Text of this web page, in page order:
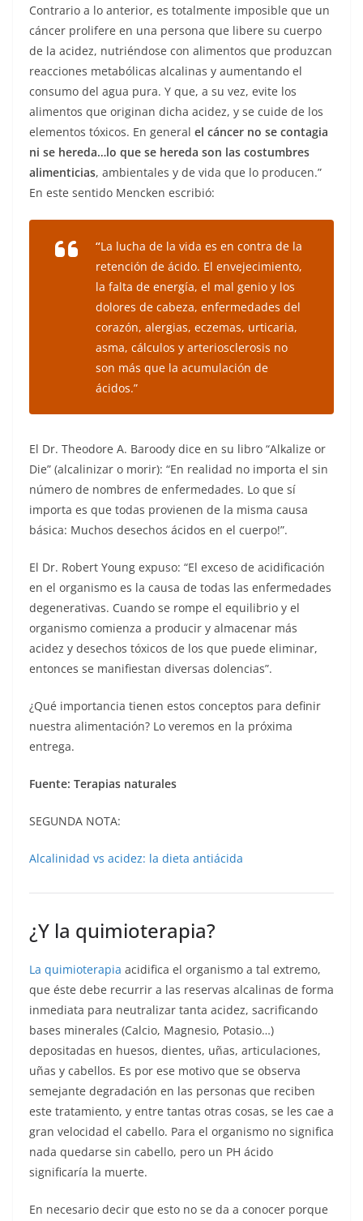
Contrario a lo anterior, es totalmente imposible que un
cáncer prolifere en una persona que libere su cuerpo
de la acidez, nutriéndose con alimentos que produzcan
reacciones metabólicas alcalinas y aumentando el
consumo del agua pura. Y que, a su vez, evite los
alimentos que originan dicha acidez, y se cuide de los
elementos tóxicos. En general el cáncer no se contagia
ni se hereda…lo que se hereda son las costumbres
alimenticias, ambientales y de vida que lo producen.”
En este sentido Mencken escribió:
“La lucha de la vida es en contra de la
retención de ácido. El envejecimiento,
la falta de energía, el mal genio y los
dolores de cabeza, enfermedades del
corazón, alergias, eczemas, urticaria,
asma, cálculos y arteriosclerosis no
son más que la acumulación de
ácidos.”
El Dr. Theodore A. Baroody dice en su libro “Alkalize or
Die” (alcalinizar o morir): “En realidad no importa el sin
número de nombres de enfermedades. Lo que sí
importa es que todas provienen de la misma causa
básica: Muchos desechos ácidos en el cuerpo!”.
El Dr. Robert Young expuso: “El exceso de acidificación
en el organismo es la causa de todas las enfermedades
degenerativas. Cuando se rompe el equilibrio y el
organismo comienza a producir y almacenar más
acidez y desechos tóxicos de los que puede eliminar,
entonces se manifiestan diversas dolencias”.
¿Qué importancia tienen estos conceptos para definir
nuestra alimentación? Lo veremos en la próxima
entrega.
Fuente: Terapias naturales
SEGUNDA NOTA:
Alcalinidad vs acidez: la dieta antiácida
¿Y la quimioterapia?
La quimioterapia acidifica el organismo a tal extremo,
que éste debe recurrir a las reservas alcalinas de forma
inmediata para neutralizar tanta acidez, sacrificando
bases minerales (Calcio, Magnesio, Potasio…)
depositadas en huesos, dientes, uñas, articulaciones,
uñas y cabellos. Es por ese motivo que se observa
semejante degradación en las personas que reciben
este tratamiento, y entre tantas otras cosas, se les cae a
gran velocidad el cabello. Para el organismo no significa
nada quedarse sin cabello, pero un PH ácido
significaría la muerte.
En necesario decir que esto no se da a conocer porque